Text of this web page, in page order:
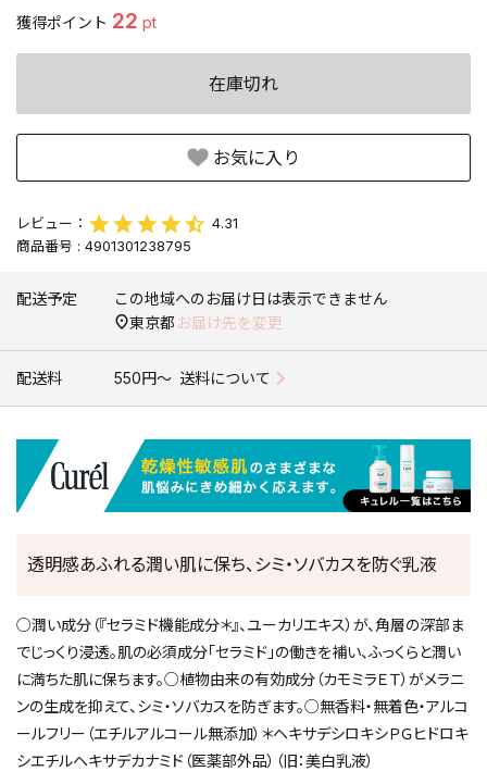
獲得ポイント 22 pt
在庫切れ
お気に入り
4.31
商品番号
4901301238795
配送予定
この地域へのお届け日は表示できません
東京都 お届け先を変更
配送料 550円〜 送料について
透明感あふれる潤い肌に保ち、シミ・ソバカスを防ぐ乳液
○潤い成分（『セラミド機能成分＊』、ユーカリエキス）が、角層の深部ま
でじっくり浸透。肌の必須成分「セラミド」の働きを補い、ふっくらと潤い
に満ちた肌に保ちます。○植物由来の有効成分（カモミラＥＴ）がメラニ
ンの生成を抑えて、シミ・ソバカスを防ぎます。○無香料・無着色・アルコ
ールフリー（エチルアルコール無添加）＊ヘキサデシロキシＰＧヒドロキ
シエチルヘキサデカナミド（医薬部外品）（旧：美白乳液）